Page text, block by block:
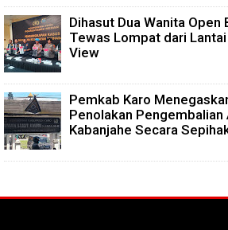
Dihasut Dua Wanita Open
Tewas Lompat dari
View
Pemkab Karo
Penolakan Pengembalian
Kabanjahe Secara